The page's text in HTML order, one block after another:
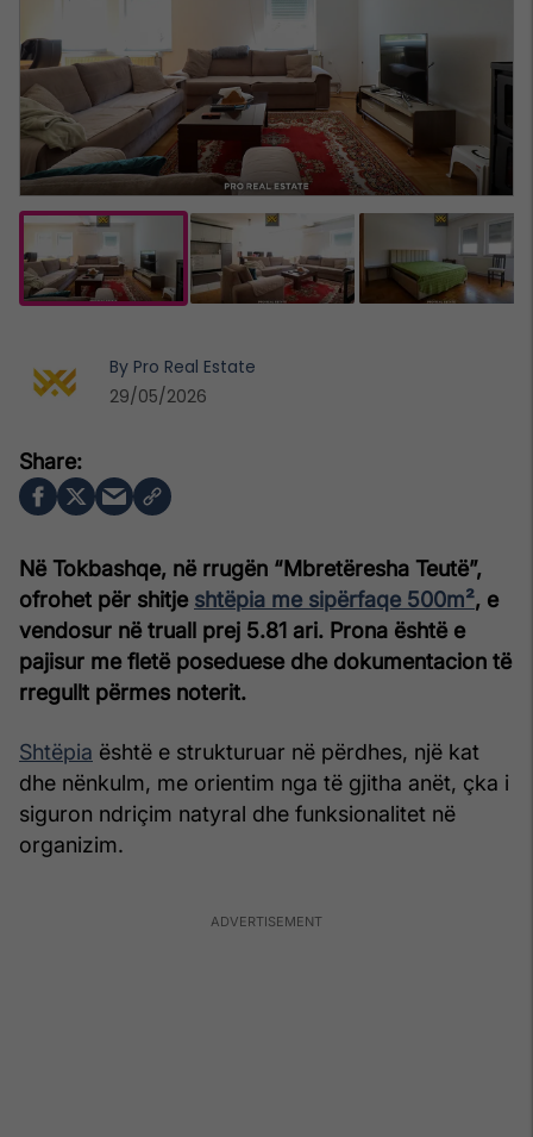
Në Tokbashqe, në rrugën “Mbretëresha Teutë”,
ofrohet për shitje shtëpia me sipërfaqe 500m², e
vendosur në truall prej 5.81 ari. Prona është e
pajisur me fletë poseduese dhe dokumentacion të
rregullt përmes noterit.
Shtëpia është e strukturuar në përdhes, një kat
dhe nënkulm, me orientim nga të gjitha anët, çka i
siguron ndriçim natyral dhe funksionalitet në
organizim.
By Pro Real Estate
29/05/2026